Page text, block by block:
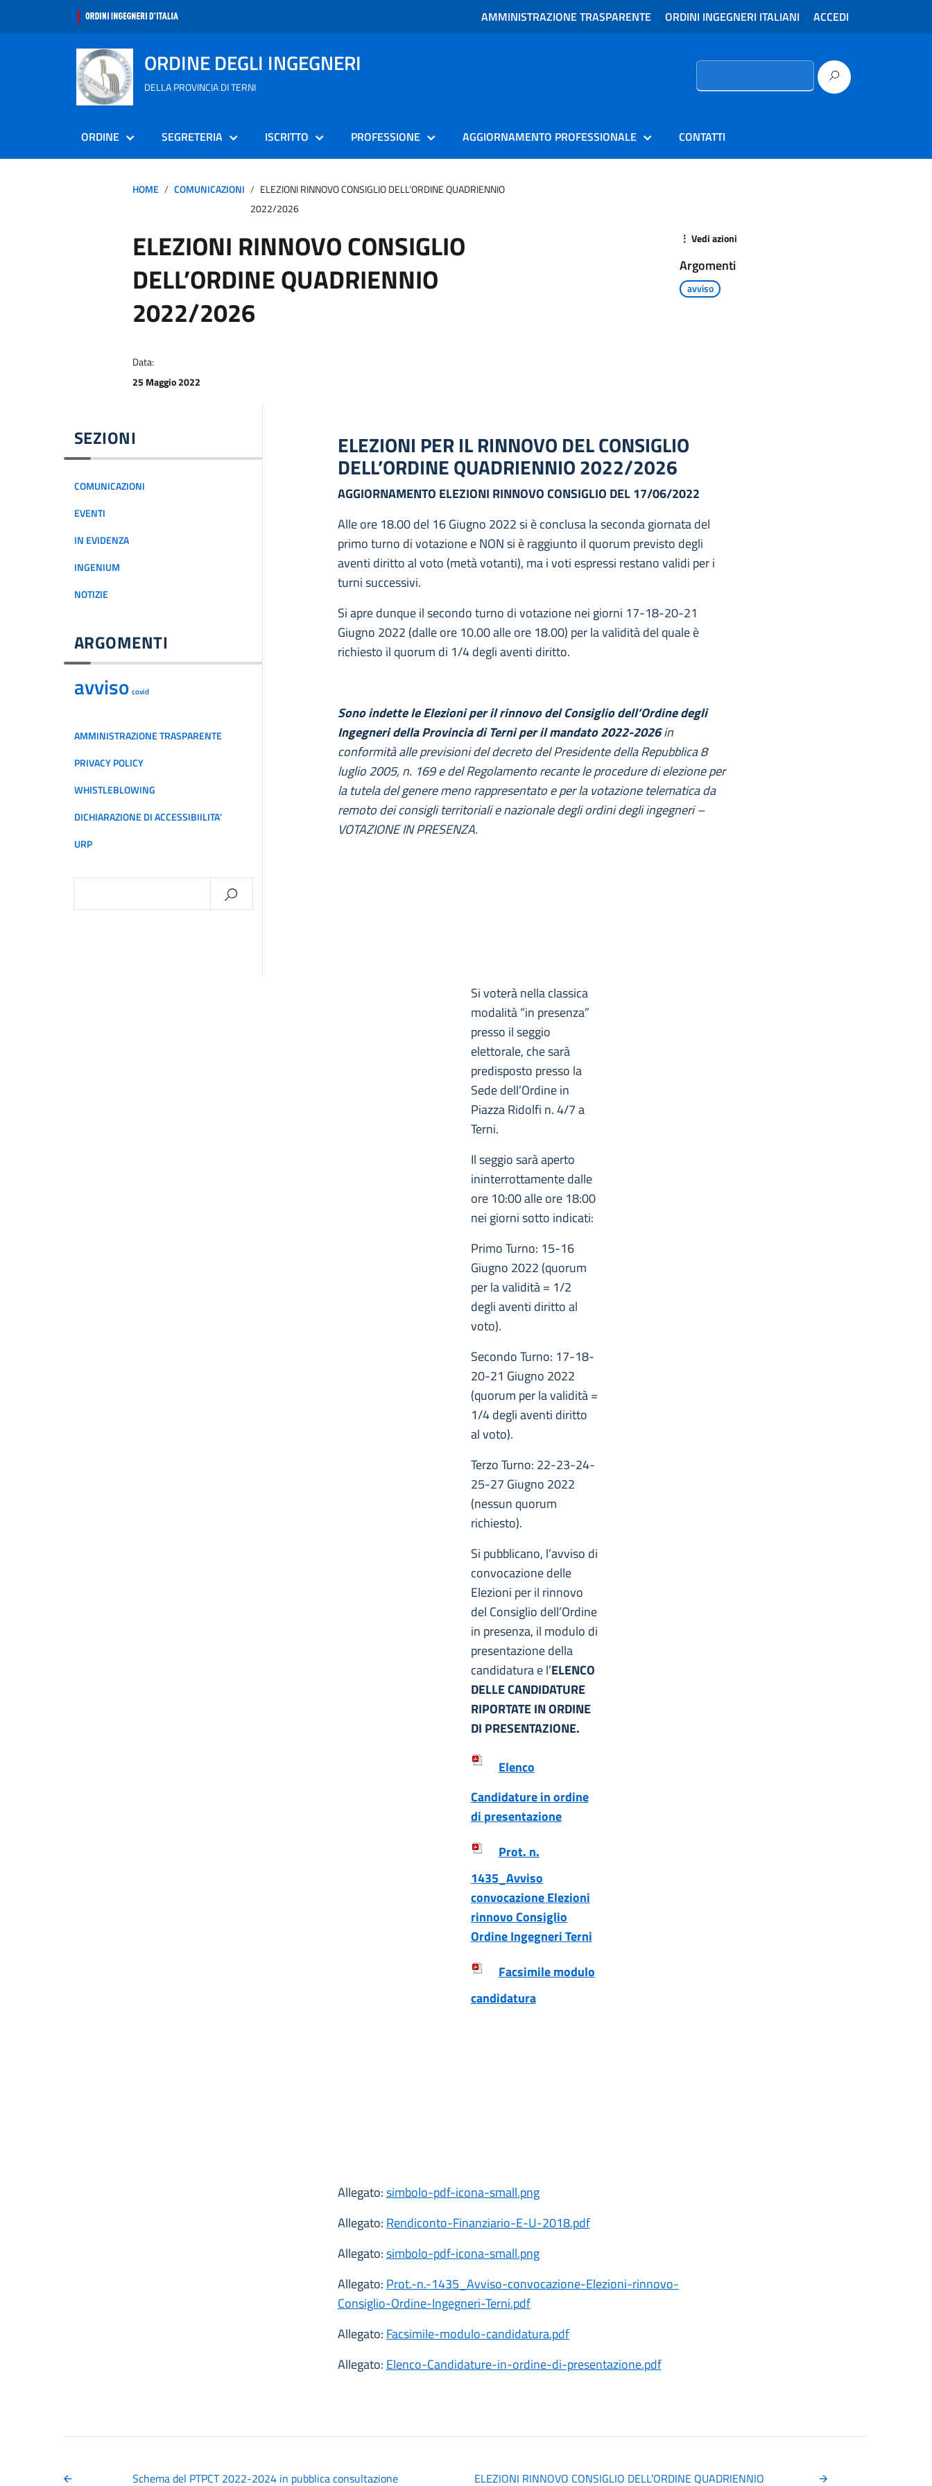
AMMINISTRAZIONE TRASPARENTE ORDINI INGEGNERI ITALIANI ACCEDI
ORDINE DEGLI INGEGNERI
DELLA PROVINCIA DI TERNI
Ricerca
ORDINE SEGRETERIA ISCRITTO PROFESSIONE AGGIORNAMENTO PROFESSIONALE CONTATTI
HOME COMUNICAZIONI
ELEZIONI RINNOVO CONSIGLIO DELL’ORDINE QUADRIENNIO
2022/2026
ELEZIONI RINNOVO CONSIGLIO
DELL’ORDINE QUADRIENNIO
2022/2026
⋮ Vedi azioni
Argomenti
avviso
Data:
25 Maggio 2022
SEZIONI
COMUNICAZIONI
EVENTI
IN EVIDENZA
INGENIUM
NOTIZIE
ARGOMENTI
avviso covid
AMMINISTRAZIONE TRASPARENTE
PRIVACY POLICY
WHISTLEBLOWING
DICHIARAZIONE DI ACCESSIBIILITA’
URP
per:
ELEZIONI PER IL RINNOVO DEL CONSIGLIO
DELL’ORDINE QUADRIENNIO 2022/2026
AGGIORNAMENTO ELEZIONI RINNOVO CONSIGLIO DEL 17/06/2022
Alle ore 18.00 del 16 Giugno 2022 si è conclusa la seconda giornata del
primo turno di votazione e NON si è raggiunto il quorum previsto degli
aventi diritto al voto (metà votanti), ma i voti espressi restano validi per i
turni successivi.
Si apre dunque il secondo turno di votazione nei giorni 17-18-20-21
Giugno 2022 (dalle ore 10.00 alle ore 18.00) per la validità del quale è
richiesto il quorum di 1/4 degli aventi diritto.
Sono indette le Elezioni per il rinnovo del Consiglio dell’Ordine degli
Ingegneri della Provincia di Terni per il mandato 2022-2026in
conformità alle previsioni del decreto del Presidente della Repubblica 8
luglio 2005, n. 169 e del Regolamento recante le procedure di elezione per
la tutela del genere meno rappresentato e per la votazione telematica da
remoto dei consigli territoriali e nazionale degli ordini degli ingegneri –
VOTAZIONE IN PRESENZA.
Si voterà nella classica
modalità “in presenza”
presso il seggio
elettorale, che sarà
predisposto presso la
Sede dell’Ordine in
Piazza Ridolfi n. 4/7 a
Terni.
Il seggio sarà aperto
ininterrottamente dalle
ore 10:00 alle ore 18:00
nei giorni sotto indicati:
Primo Turno: 15-16
Giugno 2022 (quorum
per la validità = 1/2
degli aventi diritto al
voto).
Secondo Turno: 17-18-
20-21 Giugno 2022
(quorum per la validità =
1/4 degli aventi diritto
al voto).
Terzo Turno: 22-23-24-
25-27 Giugno 2022
(nessun quorum
richiesto).
Si pubblicano, l’avviso di
convocazione delle
Elezioni per il rinnovo
del Consiglio dell’Ordine
in presenza, il modulo di
presentazione della
candidatura e l’ELENCO
DELLE CANDIDATURE
RIPORTATE IN ORDINE
DI PRESENTAZIONE.
Elenco
Candidature in ordine
di presentazione
Prot. n.
1435_Avviso
convocazione Elezioni
rinnovo Consiglio
Ordine Ingegneri Terni
Facsimile modulo
candidatura
Allegato:simbolo-pdf-icona-small.png
Allegato: Rendiconto-Finanziario-E-U-2018.pdf
Allegato:simbolo-pdf-icona-small.png
Allegato: Prot.-n.-1435_Avviso-convocazione-Elezioni-rinnovo-
Consiglio-Ordine-Ingegneri-Terni.pdf
Allegato: Facsimile-modulo-candidatura.pdf
Allegato: Elenco-Candidature-in-ordine-di-presentazione.pdf
Schema del PTPCT 2022-2024 in pubblica consultazione ELEZIONI RINNOVO CONSIGLIO DELL’ORDINE QUADRIENNIO